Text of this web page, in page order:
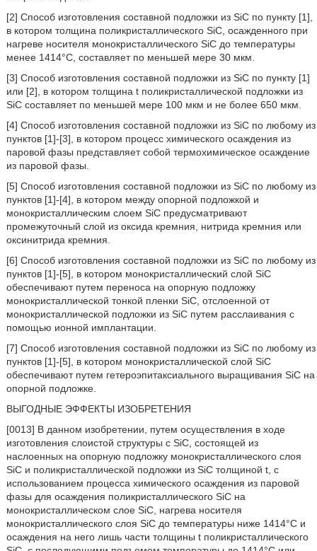
[2] Способ изготовления составной подложки из SiC по пункту [1],
в котором толщина поликристаллического SiC, осажденного при
нагреве носителя монокристаллического SiC до температуры
менее 1414°C, составляет по меньшей мере 30 мкм.
[3] Способ изготовления составной подложки из SiC по пункту [1]
или [2], в котором толщина t поликристаллической подложки из
SiC составляет по меньшей мере 100 мкм и не более 650 мкм.
[4] Способ изготовления составной подложки из SiC по любому из
пунктов [1]-[3], в котором процесс химического осаждения из
паровой фазы представляет собой термохимическое осаждение
из паровой фазы.
[5] Способ изготовления составной подложки из SiC по любому из
пунктов [1]-[4], в котором между опорной подложкой и
монокристаллическим слоем SiC предусматривают
промежуточный слой из оксида кремния, нитрида кремния или
оксинитрида кремния.
[6] Способ изготовления составной подложки из SiC по любому из
пунктов [1]-[5], в котором монокристаллический слой SiC
обеспечивают путем переноса на опорную подложку
монокристаллической тонкой пленки SiC, отслоенной от
монокристаллической подложки из SiC путем расслаивания с
помощью ионной имплантации.
[7] Способ изготовления составной подложки из SiC по любому из
пунктов [1]-[5], в котором монокристаллической слой SiC
обеспечивают путем гетероэпитаксиального выращивания SiC на
опорной подложке.
ВЫГОДНЫЕ ЭФФЕКТЫ ИЗОБРЕТЕНИЯ
[0013] В данном изобретении, путем осуществления в ходе
изготовления слоистой структуры с SiC, состоящей из
наслоенных на опорную подложку монокристаллического слоя
SiC и поликристаллической подложки из SiC толщиной t, с
использованием процесса химического осаждения из паровой
фазы для осаждения поликристаллического SiC на
монокристаллическом слое SiC, нагрева носителя
монокристаллического слоя SiC до температуры ниже 1414°C и
осаждения на него лишь части толщины t поликристаллического